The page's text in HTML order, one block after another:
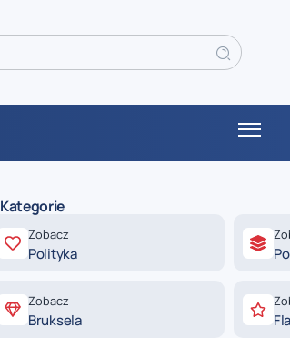
Kategorie
Zobacz
Polityka
Zobacz
Bruksela